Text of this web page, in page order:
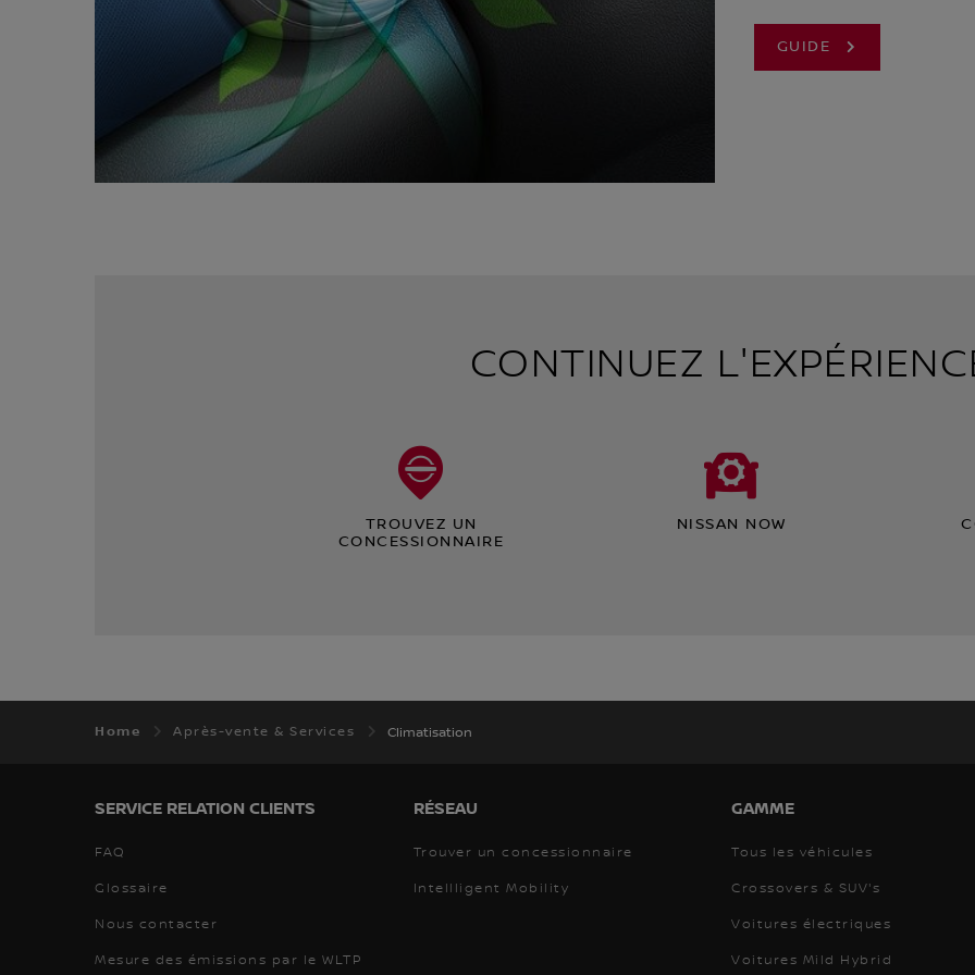
GUIDE
CONTINUEZ
TROUVEZ UN
CONCESSIONNAIRE
NISSAN NOW
Home Après-vente & Services Climatisation
SERVICE RELATION CLIENTS
FAQ
Glossaire
Nous contacter
Mesure des émissions par le WLTP
RÉSEAU
Trouver un concessionnaire
Intellligent Mobility
GAMME
Tous les véhicules
Crossovers & SUV's
Voitures électriques
Voitures Mild Hybrid